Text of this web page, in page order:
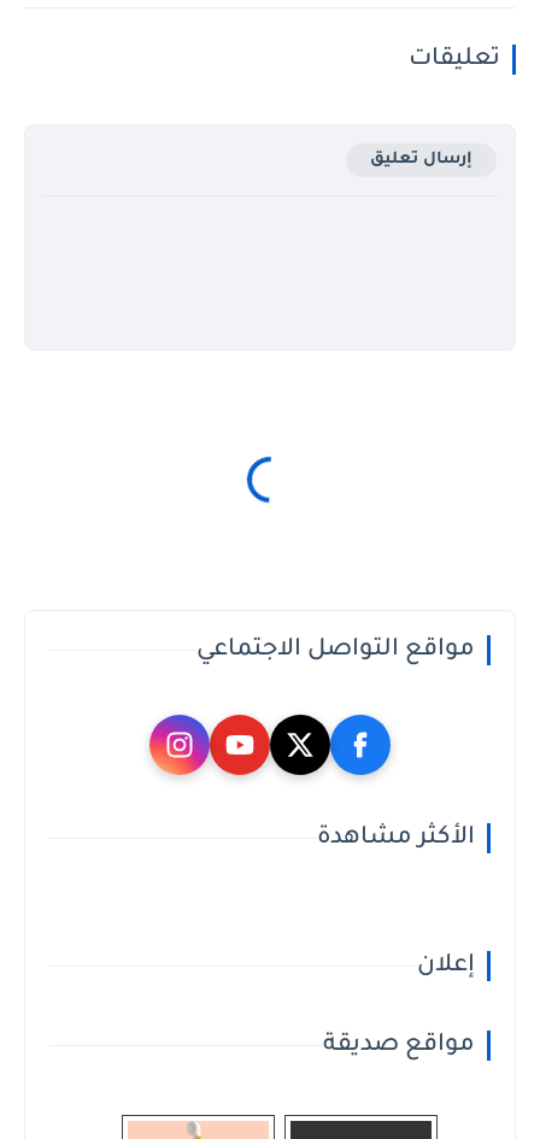
تعليقات
إرسال تعليق
مواقع التواصل الاجتماعي
الأكثر مشاهدة
إعلان
مواقع صديقة